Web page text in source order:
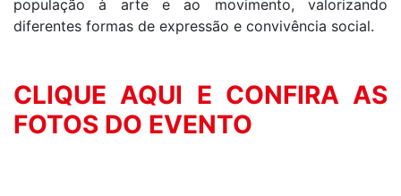
população à arte e ao movimento, valorizando
diferentes formas de expressão e convivência social.
CLIQUE AQUI E CONFIRA AS
FOTOS DO EVENTO